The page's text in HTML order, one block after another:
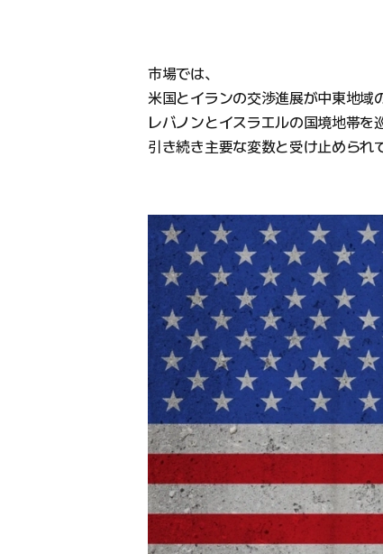
市場では、
米国とイランの交渉進展が中東地域
レバノンとイスラエルの国境地帯を
引き続き主要な変数と受け止められ